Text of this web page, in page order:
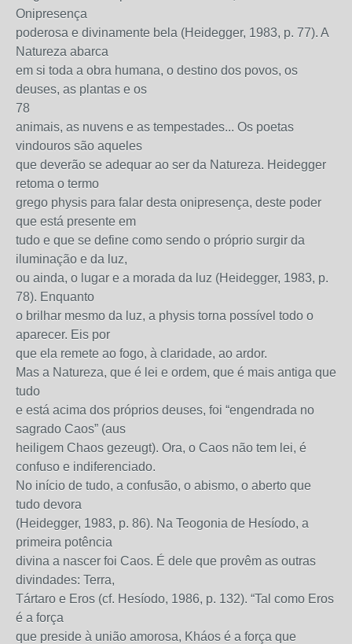
Onipresença
poderosa e divinamente bela (Heidegger, 1983, p. 77). A
Natureza abarca
em si toda a obra humana, o destino dos povos, os
deuses, as plantas e os
78
animais, as nuvens e as tempestades... Os poetas
vindouros são aqueles
que deverão se adequar ao ser da Natureza. Heidegger
retoma o termo
grego physis para falar desta onipresença, deste poder
que está presente em
tudo e que se define como sendo o próprio surgir da
iluminação e da luz,
ou ainda, o lugar e a morada da luz (Heidegger, 1983, p.
78). Enquanto
o brilhar mesmo da luz, a physis torna possível todo o
aparecer. Eis por
que ela remete ao fogo, à claridade, ao ardor.
Mas a Natureza, que é lei e ordem, que é mais antiga que
tudo
e está acima dos próprios deuses, foi “engendrada no
sagrado Caos” (aus
heiligem Chaos gezeugt). Ora, o Caos não tem lei, é
confuso e indiferenciado.
No início de tudo, a confusão, o abismo, o aberto que
tudo devora
(Heidegger, 1983, p. 86). Na Teogonia de Hesíodo, a
primeira potência
divina a nascer foi Caos. É dele que provêm as outras
divindades: Terra,
Tártaro e Eros (cf. Hesíodo, 1986, p. 132). “Tal como Eros
é a força
que preside à união amorosa, Kháos é a força que